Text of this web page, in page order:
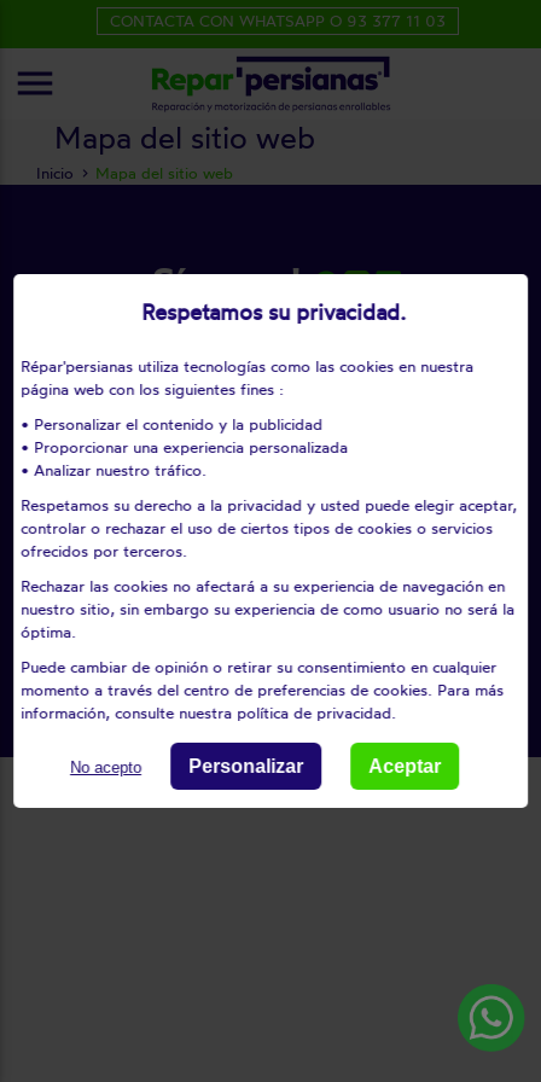
Mapa del sitio web
Inicio Mapa del sitio web
CONTACTA CON WHATSAPP O 93 377 11 03
menu
¡Síganos!
Nuestros servicios para particulares
Nuestros compromisos
Nuestras tarifas
Contacto Reconocimientos
Avisos Legales
Política De Privacidad
Mapa Del Sitio Web
Persianas
Toldos
Gestión de cookies
Todos los derechos reservados © 2026
Respetamos su privacidad.
Répar'persianas utiliza tecnologías como las cookies en nuestra
página web con los siguientes fines :
• Personalizar el contenido y la publicidad
• Proporcionar una experiencia personalizada
• Analizar nuestro tráfico.
Respetamos su derecho a la privacidad y usted puede elegir aceptar,
controlar o rechazar el uso de ciertos tipos de cookies o servicios
ofrecidos por terceros.
Rechazar las cookies no afectará a su experiencia de navegación en
nuestro sitio, sin embargo su experiencia de como usuario no será la
óptima.
Puede cambiar de opinión o retirar su consentimiento en cualquier
momento a través del centro de preferencias de cookies. Para más
información, consulte nuestra política de privacidad.
No acepto Personalizar Aceptar